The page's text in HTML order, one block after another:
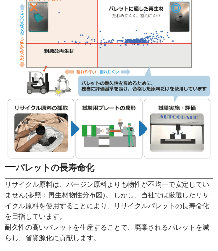
パレットの長寿命化
リサイクル原料は、バージン原料よりも物性が不均一で安定してい
ません(参照：再生材物性分布図)。
しかし、当社では厳選したリサ
イクル原料を使用することにより、リサイクルパレットの長寿命化
を目指しています。
耐久性の高いパレットを生産することで、廃棄されるパレットを減
らし、省資源化に貢献します。